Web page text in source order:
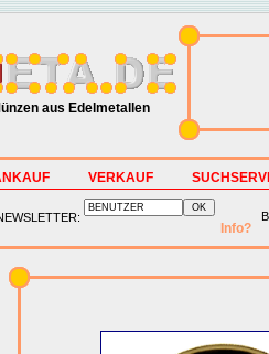
aus Edelmetallen
VERKAUF
Info?